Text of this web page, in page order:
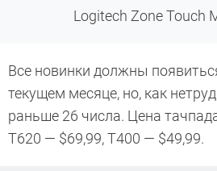
Logitech Zone Touch
Все новинки должны
текущем месяце, но, как
раньше 26 числа. Цена
T620 — $69,99, T400 — $49,99.